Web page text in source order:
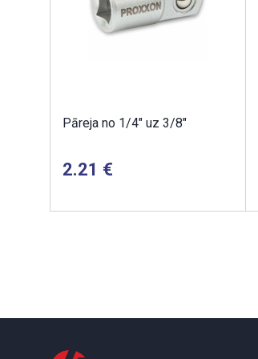
Pāreja no 1/4" uz 3/8"
2.21